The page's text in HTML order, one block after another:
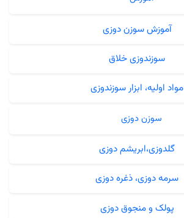
آموزش سوزن دوزی
سوزندوزی خلاق
مواد اولیه، ابزار سوزندوزی
سوزن دوزی
گلدوزی،ابریشم دوزی
سرمه دوزی، ذغره دوزی
پولک و منجوق دوزی